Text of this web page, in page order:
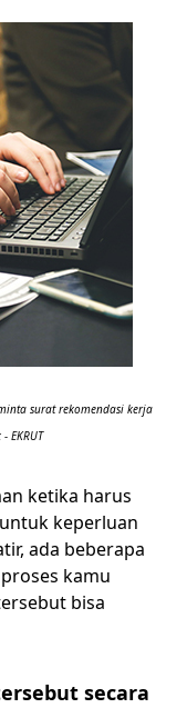
surat rekomendasi kerja
EKRUT
ketika harus
keperluan
ada beberapa
kamu
bisa
secara